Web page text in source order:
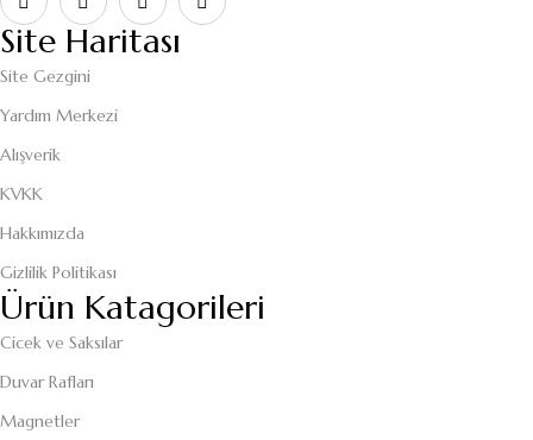
Site Haritası
Site Gezgini
Yardım Merkezi
Alışverik
KVKK
Hakkımızda
Gizlilik Politikası
Ürün Katagorileri
Cicek ve Saksılar
Duvar Rafları
Magnetler